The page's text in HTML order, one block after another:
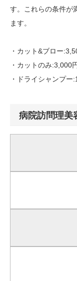
す。これらの条件が
ます。
・カット&ブロー
・カットのみ:3,000
・ドライシャンプー
病院訪問理美